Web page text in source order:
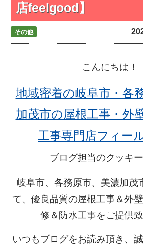
店feelgood】
その他
こんにちは！
地域密着の岐阜市・各
加茂市の屋根工事・外
工事専門店フィー
ブログ担当のクッキ
岐阜市、各務原市、美濃加茂
て、優良品質の屋根工事＆外
修＆防水工事をご提供致
いつもブログをお読み頂き、